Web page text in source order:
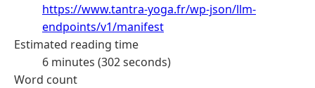
https://www.tantra-yoga.fr/wp-json/llm-
endpoints/v1/manifest
Estimated reading time
6 minutes (302 seconds)
Word count